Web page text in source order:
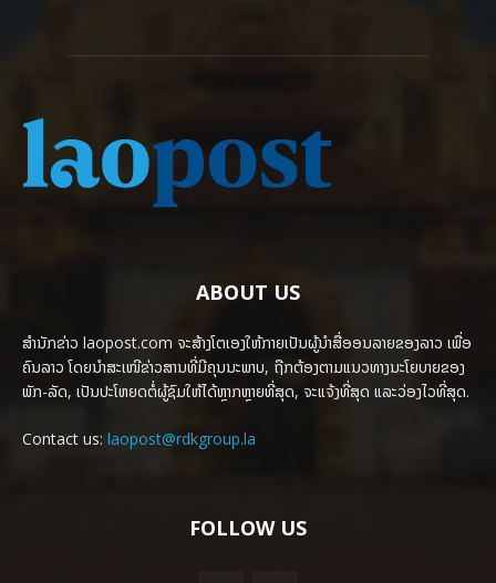
ABOUT US
ສຳນັກຂ່າວ laopost.com ຈະສ້າງໂຕເອງໃຫ້ກາຍເປັນຜູ້ນຳສື່ອອນລາຍຂອງລາວ ເພື່ອ
ຄົນລາວ ໂດຍນຳສະເໜີຂ່າວສານທີ່ມີຄຸນນະພາບ, ຖືກຕ້ອງຕາມແນວທາງນະໂຍບາຍຂອງ
ພັກ-ລັດ, ເປັນປະໂຫຍດຕໍ່ຜູ້ຊົມໃຫ້ໄດ້ຫຼາກຫຼາຍທີ່ສຸດ, ຈະແຈ້ງທີ່ສຸດ ແລະວ່ອງໄວທີ່ສຸດ.
Contact us: laopost@rdkgroup.la
FOLLOW US